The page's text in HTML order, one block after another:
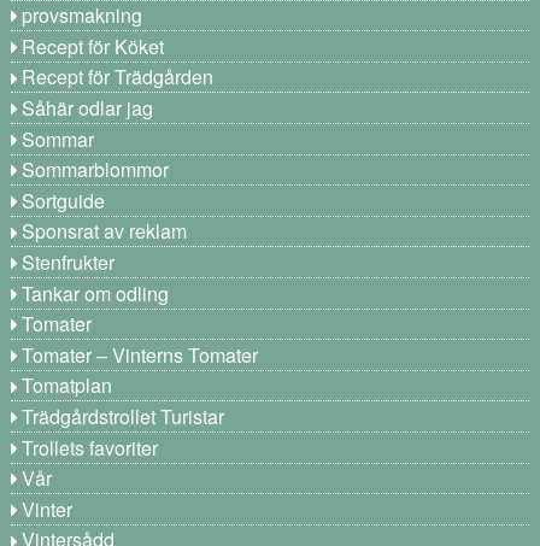
provsmakning
Recept för Köket
Recept för Trädgården
Såhär odlar jag
Sommar
Sommarblommor
Sortguide
Sponsrat av reklam
Stenfrukter
Tankar om odling
Tomater
Tomater – Vinterns Tomater
Tomatplan
Trädgårdstrollet Turistar
Trollets favoriter
Vår
Vinter
Vintersådd